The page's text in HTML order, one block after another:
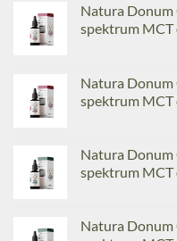
Natura Donum
spektrum MCT
Natura Donum
spektrum MCT
Natura Donum
spektrum MCT
Natura Donum